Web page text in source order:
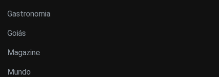
Gastronomia
Goiás
Magazine
Mundo